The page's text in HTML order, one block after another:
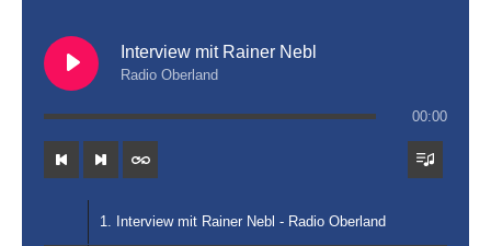
Interview mit Rainer Nebl
Radio Oberland
00:00
1. Interview mit Rainer Nebl - Radio Oberland